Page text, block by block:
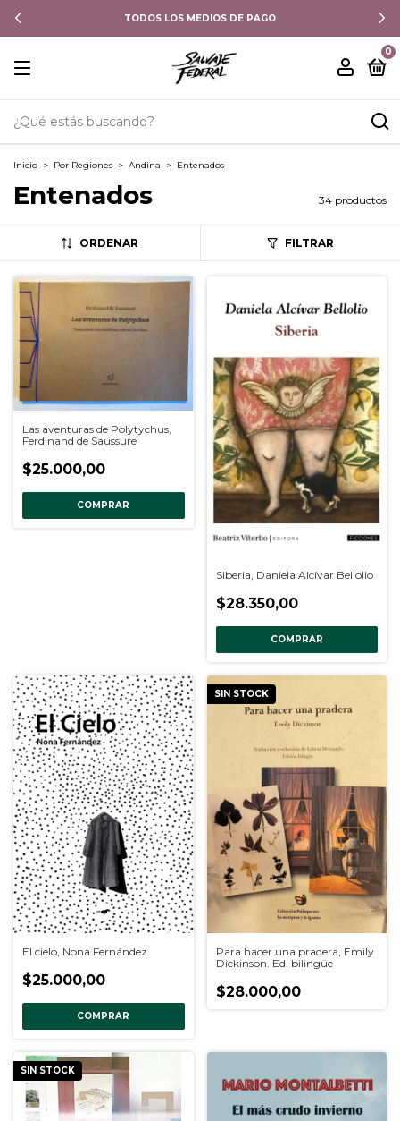
TODOS LOS MEDIOS DE PAGO
0
Inicio > Por Regiones > Andina > Entenados
Entenados 34 productos
ORDENAR FILTRAR
Las aventuras de Polytychus,
Ferdinand de Saussure
$25.000,00
COMPRAR
Siberia, Daniela Alcívar Bellolio
$28.350,00
COMPRAR
El cielo, Nona Fernández
$25.000,00
COMPRAR
SIN STOCK
Para hacer una pradera, Emily
Dickinson. Ed. bilingüe
$28.000,00
SIN STOCK